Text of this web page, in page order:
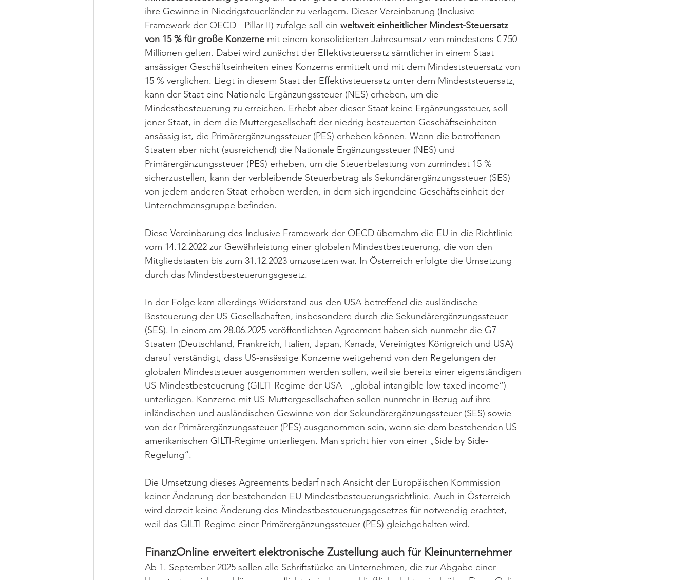
ihre Gewinne in Niedrigsteuerländer zu verlagern. Dieser Vereinbarung (Inclusive
Framework der OECD - Pillar II) zufolge soll ein weltweit einheitlicher Mindest-Steuersatz
von 15 % für große Konzerne mit einem konsolidierten Jahresumsatz von mindestens € 750
Millionen gelten. Dabei wird zunächst der Effektivsteuersatz sämtlicher in einem Staat
ansässiger Geschäftseinheiten eines Konzerns ermittelt und mit dem Mindeststeuersatz von
15 % verglichen. Liegt in diesem Staat der Effektivsteuersatz unter dem Mindeststeuersatz,
kann der Staat eine Nationale Ergänzungssteuer (NES) erheben, um die
Mindestbesteuerung zu erreichen. Erhebt aber dieser Staat keine Ergänzungssteuer, soll
jener Staat, in dem die Muttergesellschaft der niedrig besteuerten Geschäftseinheiten
ansässig ist, die Primärergänzungssteuer (PES) erheben können. Wenn die betroffenen
Staaten aber nicht (ausreichend) die Nationale Ergänzungssteuer (NES) und
Primärergänzungssteuer (PES) erheben, um die Steuerbelastung von zumindest 15 %
sicherzustellen, kann der verbleibende Steuerbetrag als Sekundärergänzungssteuer (SES)
von jedem anderen Staat erhoben werden, in dem sich irgendeine Geschäftseinheit der
Unternehmensgruppe befinden.
Diese Vereinbarung des Inclusive Framework der OECD übernahm die EU in die Richtlinie
vom 14.12.2022 zur Gewährleistung einer globalen Mindestbesteuerung, die von den
Mitgliedstaaten bis zum 31.12.2023 umzusetzen war. In Österreich erfolgte die Umsetzung
durch das Mindestbesteuerungsgesetz.
In der Folge kam allerdings Widerstand aus den USA betreffend die ausländische
Besteuerung der US-Gesellschaften, insbesondere durch die Sekundärergänzungssteuer
(SES). In einem am 28.06.2025 veröffentlichten Agreement haben sich nunmehr die G7-
Staaten (Deutschland, Frankreich, Italien, Japan, Kanada, Vereinigtes Königreich und USA)
darauf verständigt, dass US-ansässige Konzerne weitgehend von den Regelungen der
globalen Mindeststeuer ausgenommen werden sollen, weil sie bereits einer eigenständigen
US-Mindestbesteuerung (GILTI-Regime der USA - „global intangible low taxed income“)
unterliegen. Konzerne mit US-Muttergesellschaften sollen nunmehr in Bezug auf ihre
inländischen und ausländischen Gewinne von der Sekundärergänzungssteuer (SES) sowie
von der Primärergänzungssteuer (PES) ausgenommen sein, wenn sie dem bestehenden US-
amerikanischen GILTI-Regime unterliegen. Man spricht hier von einer „Side by Side-
Regelung“.
Die Umsetzung dieses Agreements bedarf nach Ansicht der Europäischen Kommission
keiner Änderung der bestehenden EU-Mindestbesteuerungsrichtlinie. Auch in Österreich
wird derzeit keine Änderung des Mindestbesteuerungsgesetzes für notwendig erachtet,
weil das GILTI-Regime einer Primärergänzungssteuer (PES) gleichgehalten wird.
FinanzOnline erweitert elektronische Zustellung auch für Kleinunternehmer
Ab 1. September 2025 sollen alle Schriftstücke an Unternehmen, die zur Abgabe einer